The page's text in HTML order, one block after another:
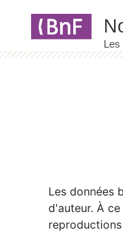
Les données
d'auteur. À